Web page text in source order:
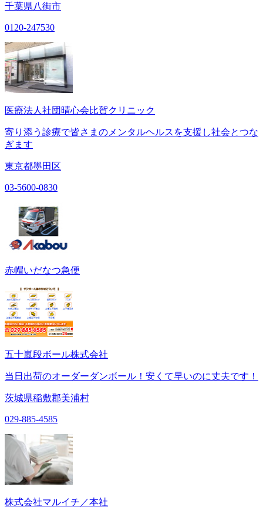
千葉県八街市
0120-247530
医療法人社団晴心会比賀クリニック
寄り添う診療で皆さまのメンタルヘルスを支援し社会とつな
ぎます
東京都墨田区
03-5600-0830
赤帽いだなつ急便
五十嵐段ボール株式会社
当日出荷のオーダーダンボール！安くて早いのに丈夫です！
茨城県稲敷郡美浦村
029-885-4585
株式会社マルイチ／本社